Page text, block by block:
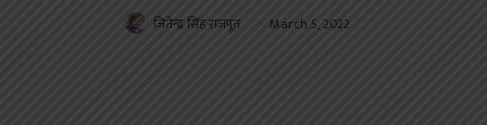
जितेन्द्र सिंह राजपूत March 5, 2022